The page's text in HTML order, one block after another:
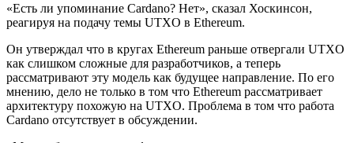
«Есть ли упоминание Cardano? Нет», сказал Хоскинсон,
реагируя на подачу темы UTXO в Ethereum.
Он утверждал что в кругах Ethereum раньше отвергали UTXO
как слишком сложные для разработчиков, а теперь
рассматривают эту модель как будущее направление. По его
мнению, дело не только в том что Ethereum рассматривает
архитектуру похожую на UTXO. Проблема в том что работа
Cardano отсутствует в обсуждении.